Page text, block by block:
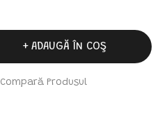
ADAUGĂ ÎN COŞ
Compară Produsul